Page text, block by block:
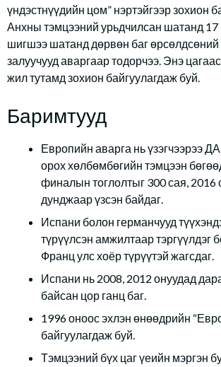
үндэстнүүдийн цом” нэртэйгээр зохион
Анхны тэмцээний урьдчилсан шатанд 17
шигшээ шатанд дөрвөн баг
залуучууд аваргаар тодорчээ. Энэ
жил тутамд зохион байгуулагдаж буй.
Баримтууд
Европийн аварга нь үзэгчээрээ
орох хөлбөмбөгийн тэмцээн
финалын тоглолтыг 300 сая, 2016
дунджаар үзсэн байдаг.
Испани болон германчууд
түрүүлсэн амжилтаар тэргүүлдэг
Франц улс хоёр түрүүтэй жагсдаг.
Испани нь 2008, 2012 онуудад
байсан цор ганц баг.
1996 оноос эхлэн өнөөдрийн
байгуулагдаж буй.
Тэмцээний бүх цаг үеийн мэргэн